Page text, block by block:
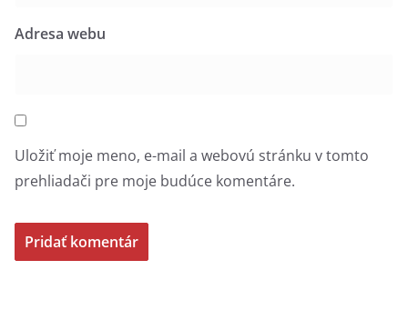
Adresa webu
Uložiť moje meno, e-mail a webovú stránku v tomto
prehliadači pre moje budúce komentáre.